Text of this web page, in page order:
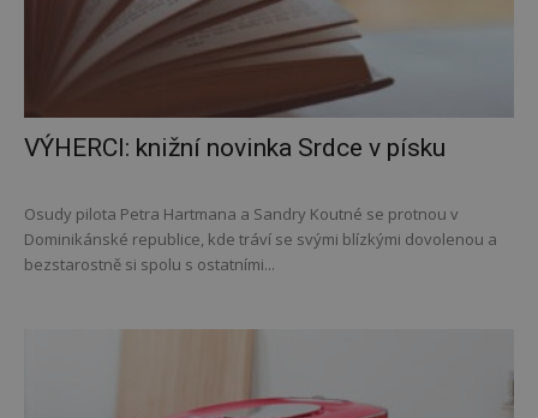
VÝHERCI: knižní novinka Srdce v písku
Osudy pilota Petra Hartmana a Sandry Koutné se protnou v
Dominikánské republice, kde tráví se svými blízkými dovolenou a
bezstarostně si spolu s ostatními...